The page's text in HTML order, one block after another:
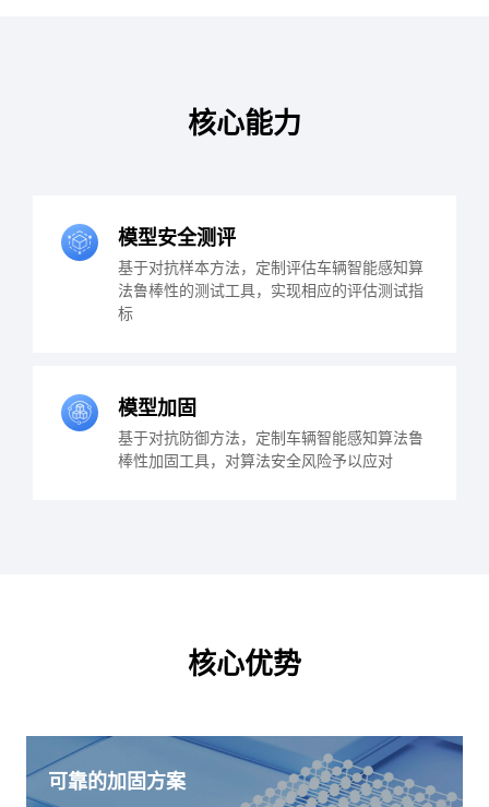
核心能力
模型安全测评
基于对抗样本方法，定制评估车辆智能感知算
法鲁棒性的测试工具，实现相应的评估测试指
标
模型加固
基于对抗防御方法，定制车辆智能感知算法鲁
棒性加固工具，对算法安全风险予以应对
核心优势
可靠的加固方案